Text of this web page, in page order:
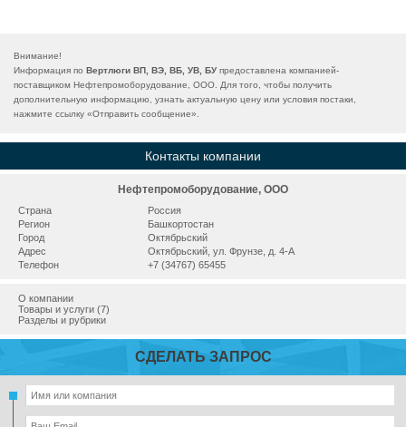
Внимание!
Информация по Вертлюги ВП, ВЭ, ВБ, УВ, БУ предоставлена компанией-
поставщиком Нефтепромоборудование, ООО. Для того, чтобы получить
дополнительную информацию, узнать актуальную цену или условия постаки,
нажмите ссылку «Отправить сообщение».
Контакты компании
Нефтепромоборудование, ООО
Страна
Россия
Регион
Башкортостан
Город
Октябрьский
Адрес
Октябрьский, ул. Фрунзе, д. 4-А
Телефон
+7 (34767) 65455
О компании
Товары и услуги (7)
Разделы и рубрики
СДЕЛАТЬ ЗАПРОС